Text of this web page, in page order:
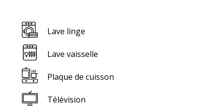
Lave linge
Lave vaisselle
Plaque de cuisson
Télévision